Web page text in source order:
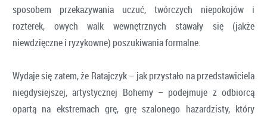
sposobem przekazywania uczuć, twórczych niepokojów i
rozterek, owych walk wewnętrznych stawały się (jakże
niewdzięczne i ryzykowne) poszukiwania formalne.
Wydaje się zatem, że Ratajczyk – jak przystało na przedstawiciela
niegdysiejszej, artystycznej Bohemy – podejmuje z odbiorcą
opartą na ekstremach grę, grę szalonego hazardzisty, który